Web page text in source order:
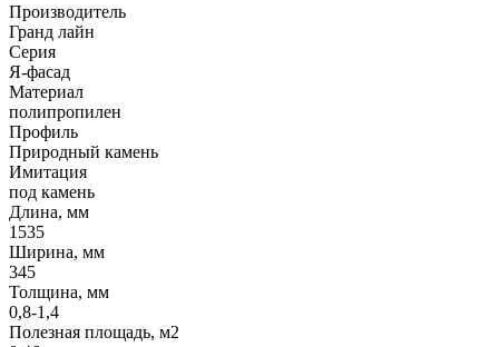
Производитель
Гранд лайн
Серия
Я-фасад
Материал
полипропилен
Профиль
Природный камень
Имитация
под камень
Длина, мм
1535
Ширина, мм
345
Толщина, мм
0,8-1,4
Полезная площадь, м2